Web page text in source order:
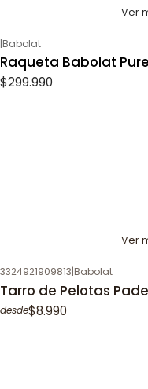
Ver
|Babolat
Raqueta Babolat
$299.990
Ver
3324921909813|Babolat
Tarro de Pelotas
desde$8.990